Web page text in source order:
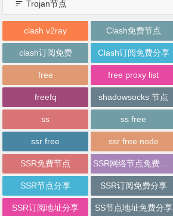
Trojan节点
clash v2ray Clash免费节点
clash订阅免费 Clash订阅免费分享
free free proxy list
freefq shadowsocks 节点
ss ss free
ssr free ssr free node
SSR免费节点
SSR节点分享 SSR订阅免费分享
SSR订阅地址分享 SS节点地址免费分享